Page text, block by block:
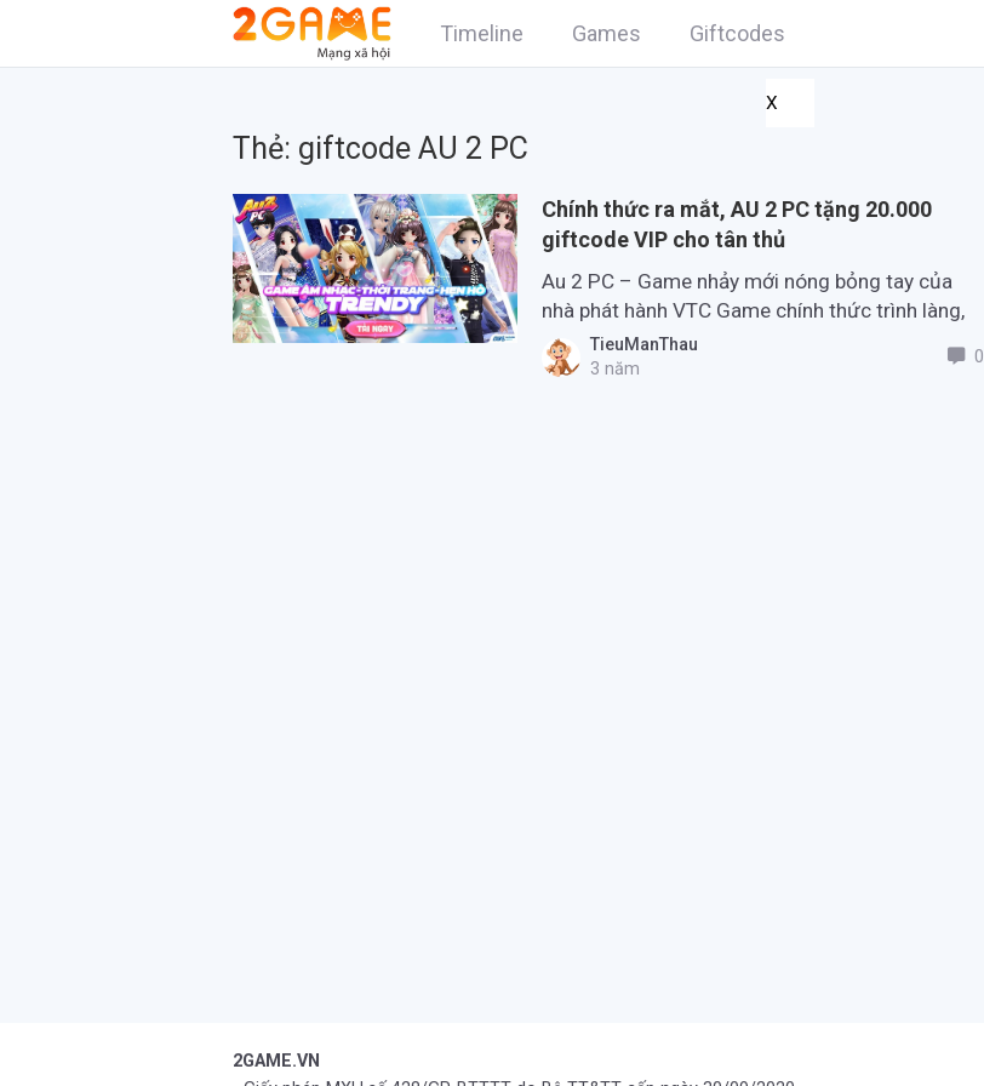
Timeline Games Giftcodes
X
Thẻ: giftcode AU 2 PC
Chính thức ra mắt, AU 2 PC tặng 20.000
giftcode VIP cho tân thủ
Au 2 PC – Game nhảy mới nóng bỏng tay của
nhà phát hành VTC Game chính thức trình làng,
tặng các dân quẩy code khủng trải nghiệm.
TieuManThau
3 năm
0
2GAME.VN